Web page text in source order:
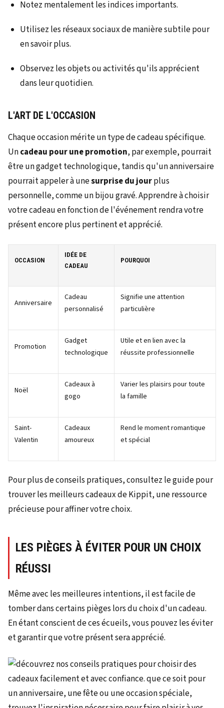
Notez mentalement les indices importants.
Utilisez les réseaux sociaux de manière subtile pour
en savoir plus.
Observez les objets ou activités qu'ils apprécient
dans leur quotidien.
L'ART DE L'OCCASION
Chaque occasion mérite un type de cadeau spécifique.
Uncadeau pour une promotion, par exemple, pourrait
être un gadget technologique, tandis qu'un anniversaire
pourrait appeler à unesurprise du jourplus
personnelle, comme un bijou gravé. Apprendre à choisir
votre cadeau en fonction de l'événement rendra votre
présent encore plus pertinent et apprécié.
OCCASION
IDÉE DE
CADEAU
POURQUOI
Anniversaire
Cadeau
personnalisé
Signifie une attention
particulière
Promotion
Gadget
technologique
Utile et en lien avec la
réussite professionnelle
Noël
Cadeaux à
gogo
Varier les plaisirs pour toute
la famille
Saint-
Valentin
Cadeaux
amoureux
Rend le moment romantique
et spécial
Pour plus de conseils pratiques, consultez le guide pour
trouver les meilleurs cadeaux de Kippit, une ressource
précieuse pour affiner votre choix.
LES PIÈGES À ÉVITER POUR UN CHOIX
RÉUSSI
Même avec les meilleures intentions, il est facile de
tomber dans certains pièges lors du choix d'un cadeau.
En étant conscient de ces écueils, vous pouvez les éviter
et garantir que votre présent sera apprécié.